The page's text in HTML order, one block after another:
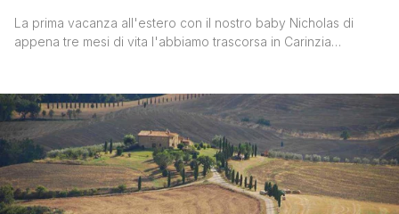
La prima vacanza all'estero con il nostro baby Nicholas di
appena tre mesi di vita l'abbiamo trascorsa in Carinzia
possa valutarli per trascorrerci la tua prossima vacanza in
famiglia. KINDERHOTELS: COSA SONO, COSA OFFRONO [']